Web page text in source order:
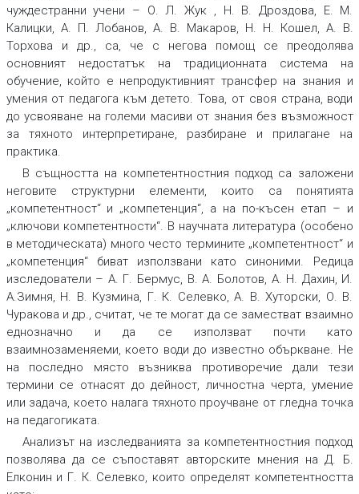
чуждестранни учени – О. Л. Жук , Н. В. Дроздова, Е. М.
Калицки, А. П. Лобанов, А. В. Макаров, Н. Н. Кошел, А. В.
Торхова и др., са, че с негова помощ се преодолява
основният недостатък на традиционната система на
обучение, който е непродуктивният трансфер на знания и
умения от педагога към детето. Това, от своя страна, води
до усвояване на големи масиви от знания без възможност
за тяхното интерпретиране, разбиране и прилагане на
практика.
В същността на компетентностния подход са заложени
неговите структурни елементи, които са понятията
„компетентност“ и „компетенция“, а на по-късен етап – и
„ключови компетентности“. В научната литература (особено
в методическата) много често термините „компетентност“ и
„компетенция“ биват използвани като синоними. Редица
изследователи – А. Г. Бермус, В. А. Болотов, А. Н. Дахин, И.
А.Зимня, Н. В. Кузмина, Г. К. Селевко, А. В. Хуторски, О. В.
Чуракова и др., считат, че те могат да се заместват взаимно
еднозначно и да се използват почти като
взаимнозаменяеми, което води до известно объркване. Не
на последно място възниква противоречие дали тези
термини се отнасят до дейност, личностна черта, умение
или задача, което налага тяхното проучване от гледна точка
на педагогиката.
Анализът на изследванията за компетентностния подход
позволява да се съпоставят авторските мнения на Д. Б.
Елконин и Г. К. Селевко, които определят компетентността